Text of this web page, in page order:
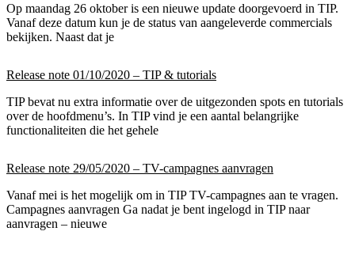
Op maandag 26 oktober is een nieuwe update doorgevoerd in TIP.
Vanaf deze datum kun je de status van aangeleverde commercials
bekijken. Naast dat je
Release note 01/10/2020 – TIP & tutorials
TIP bevat nu extra informatie over de uitgezonden spots en tutorials
over de hoofdmenu’s. In TIP vind je een aantal belangrijke
functionaliteiten die het gehele
Release note 29/05/2020 – TV-campagnes aanvragen
Vanaf mei is het mogelijk om in TIP TV-campagnes aan te vragen.
Campagnes aanvragen Ga nadat je bent ingelogd in TIP naar
aanvragen – nieuwe